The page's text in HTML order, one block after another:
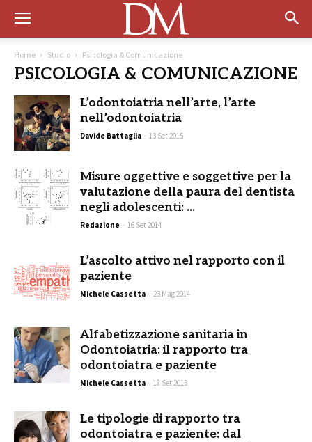
Home Studio Psicologia & Comunicazione
PSICOLOGIA & COMUNICAZIONE
L’odontoiatria nell’arte, l’arte
nell’odontoiatria
Davide Battaglia - 13 Set 2015
Misure oggettive e soggettive per la
valutazione della paura del dentista
negli adolescenti: ...
Redazione - 16 Set 2014
L’ascolto attivo nel rapporto con il
paziente
Michele Cassetta - 23 Mag 2014
Alfabetizzazione sanitaria in
Odontoiatria: il rapporto tra
odontoiatra e paziente
Michele Cassetta - 18 Set 2013
Le tipologie di rapporto tra
odontoiatra e paziente: dal